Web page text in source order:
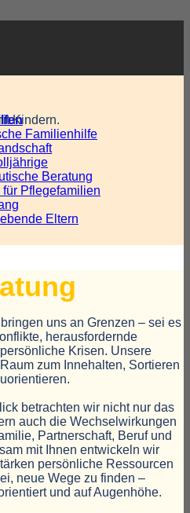
Familienhilfe
Beratung
für Pflegefamilien
Eltern
uns an Grenzen – sei es
herausfordernde
Krisen. Unsere
zum Innehalten, Sortieren
betrachten wir nicht nur das
auch die Wechselwirkungen
Partnerschaft, Beruf und
mit Ihnen entwickeln wir
persönliche Ressourcen
neue Wege zu finden –
und auf Augenhöhe.